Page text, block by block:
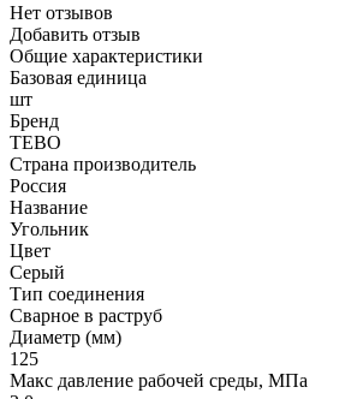
Нет отзывов
Добавить отзыв
Общие характеристики
Базовая единица
шт
Бренд
TEBO
Страна производитель
Россия
Название
Угольник
Цвет
Серый
Тип соединения
Сварное в раструб
Диаметр (мм)
125
Макс давление рабочей среды, МПа